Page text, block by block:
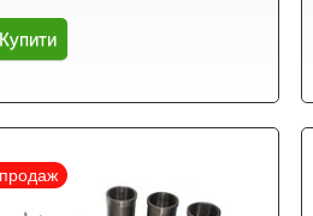
Купити